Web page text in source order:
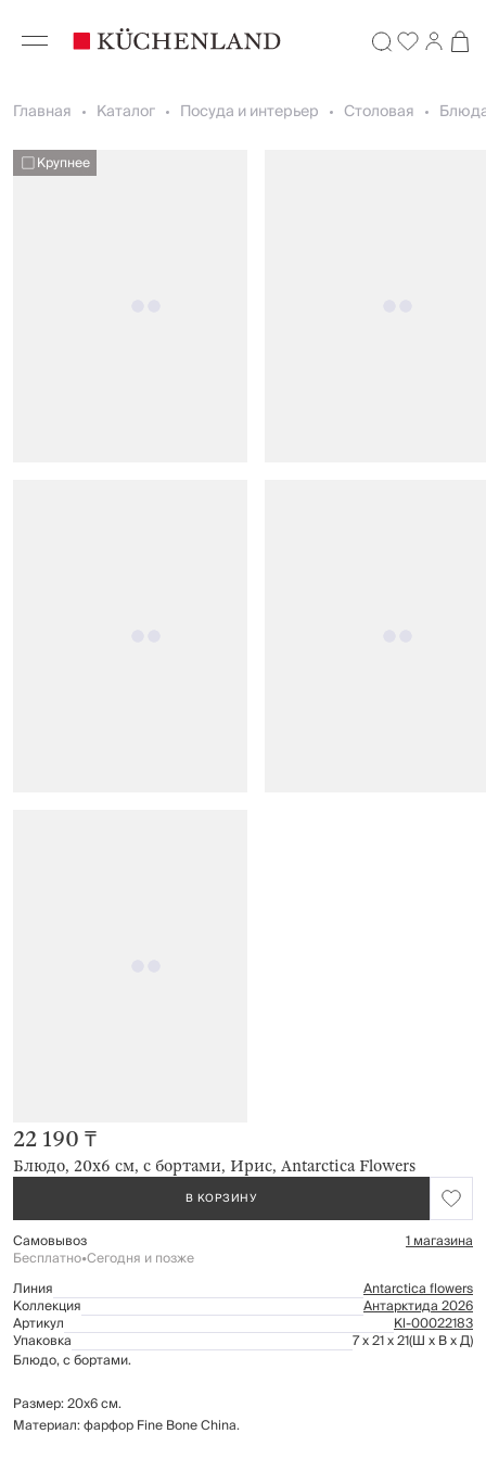
Главная Каталог Посуда и интерьер Столовая
Крупнее
Блюдо, 20х6 см, с бортами, Ирис, Antarctica Flowers
22 190 ₸
В КОРЗИНУ
Самовывоз 1 магазина
Бесплатно•Сегодня и позже
Линия
Antarctica flowers
Коллекция Антарктида 2026
Артикул Kl-00022183
Упаковка 7 x 21 x 21(Ш x В x Д)
Блюдо, с бортами.
Размер: 20х6 см.
Материал: фарфор Fine Bone China.